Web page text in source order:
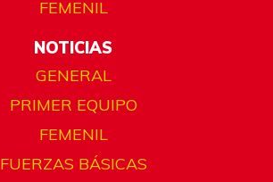
FEMENIL
NOTICIAS
GENERAL
PRIMER EQUIPO
FEMENIL
FUERZAS BÁSICAS